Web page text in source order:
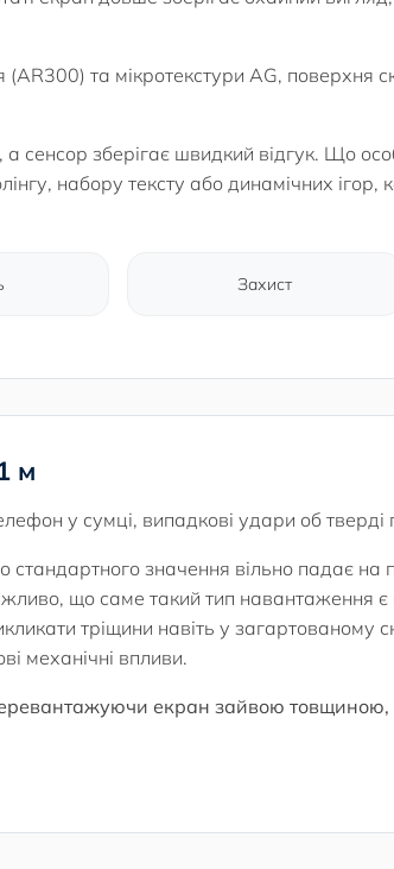
та мікротекстури AG, поверхня
зберігає швидкий відгук. Що
набору тексту або динамічних ігор,
Захист
м
у сумці, випадкові удари об
значення вільно падає на
що саме такий тип навантаження
тріщини навіть у загартованому
механічні впливи.
екран зайвою товщиною,